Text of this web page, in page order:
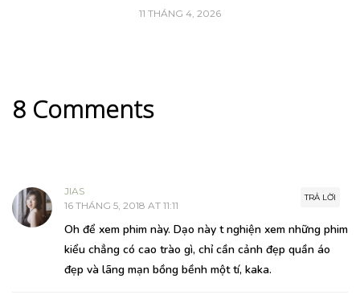
11 THÁNG 4, 2026
8 Comments
TRẢ LỜI
JIAS
16 THÁNG 5, 2018 AT 11:11
Oh để xem phim này. Dạo này t nghiện xem những phim
kiểu chẳng có cao trào gì, chỉ cần cảnh đẹp quần áo
đẹp và lãng mạn bồng bềnh một tí, kaka.